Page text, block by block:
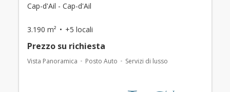
Cap-d'Ail - Cap-d'Ail
3.190 m² +5 locali
Prezzo su richiesta
Vista Panoramica Posto Auto Servizi di lusso